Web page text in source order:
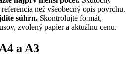
než všeobecný opis povrchu.
súhrn. Skontrolujte formát,
zvolený papier a aktuálnu cenu.
a A3